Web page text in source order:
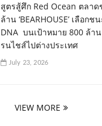
สูตรสู้ศึก Red Ocean ตลา
ล้าน ‘BEARHOUSE’ เลือก
DNA บนเป้าหมาย 800 ล้า
รนไชส์ไปต่างประเทศ
July 23, 2026
VIEW MORE